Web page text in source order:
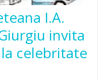
I.A.
invita
celebritate